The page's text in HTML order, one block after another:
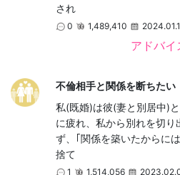
され
0 1,489,410
アドバイ
不倫相手と関係を断ちたい
私(既婚)は彼(妻と別居中)
に疲れ、私から別れを切
ず、｢関係を築いたからに
捨て
1 1,514,056